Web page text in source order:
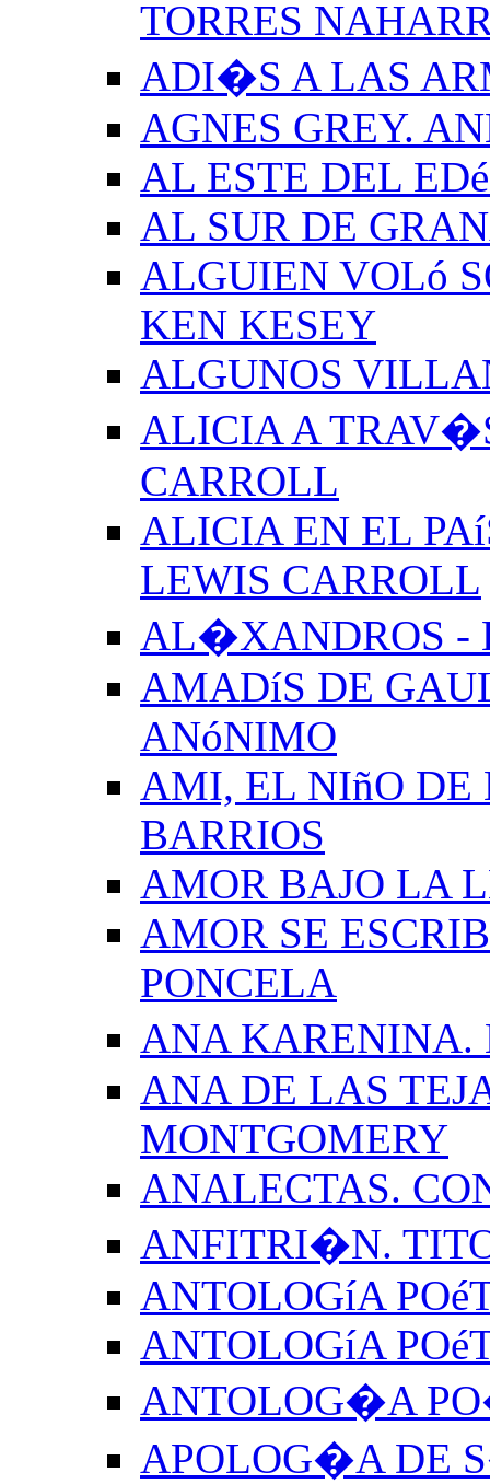
TORRES
ADI�S A LAS
AGNES GREY.
AL ESTE DEL
AL SUR DE
ALGUIEN VOLó
KEN KESEY
ALGUNOS
ALICIA A
CARROLL
ALICIA EN EL
LEWIS CARROLL
AL�XANDROS -
AMADíS DE
ANóNIMO
AMI, EL NIñO DE
BARRIOS
AMOR BAJO LA
AMOR SE
PONCELA
ANA
ANA DE LAS
MONTGOMERY
ANALECTAS.
ANFITRI�N.
ANTOLOGíA
ANTOLOGíA
ANTOLOG�A
APOLOG�A DE